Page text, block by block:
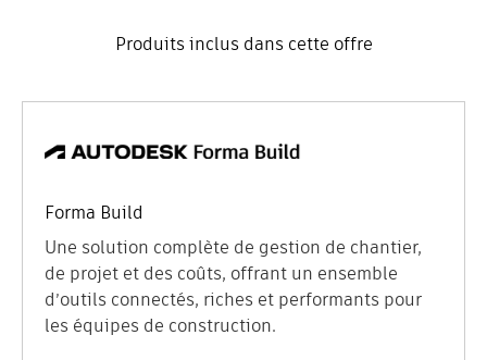
Produits inclus dans cette offre
Forma Build
Une solution complète de gestion de chantier,
de projet et des coûts, offrant un ensemble
d’outils connectés, riches et performants pour
les équipes de construction.